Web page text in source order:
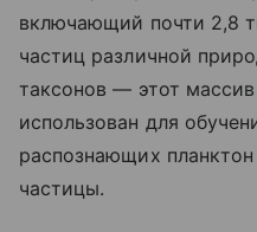
включающий почти 2,8
частиц различной
таксонов — этот
использован для
распознающих
частицы.